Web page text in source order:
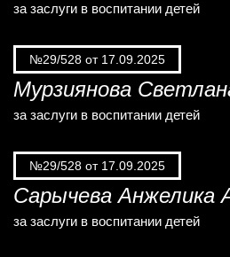
за заслуги в воспитании детей
№29/528 от 17.09.2025
Мурзиянова
за заслуги в воспитании детей
№29/528 от 17.09.2025
Сарычева Анжелика
за заслуги в воспитании детей